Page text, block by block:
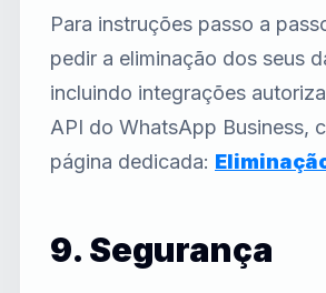
Para instruções passo a
pedir a eliminação dos seus
incluindo integrações
API do WhatsApp Business,
página dedicada:
9. Segurança